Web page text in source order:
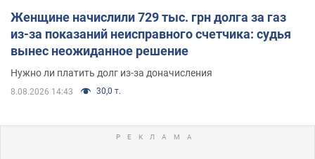
Женщине начислили 729 тыс. грн долга за газ
из-за показаний неисправного счетчика: судья
вынес неожиданное решение
Нужно ли платить долг из-за доначисления
8.08.2026 14:43 30,0 т.